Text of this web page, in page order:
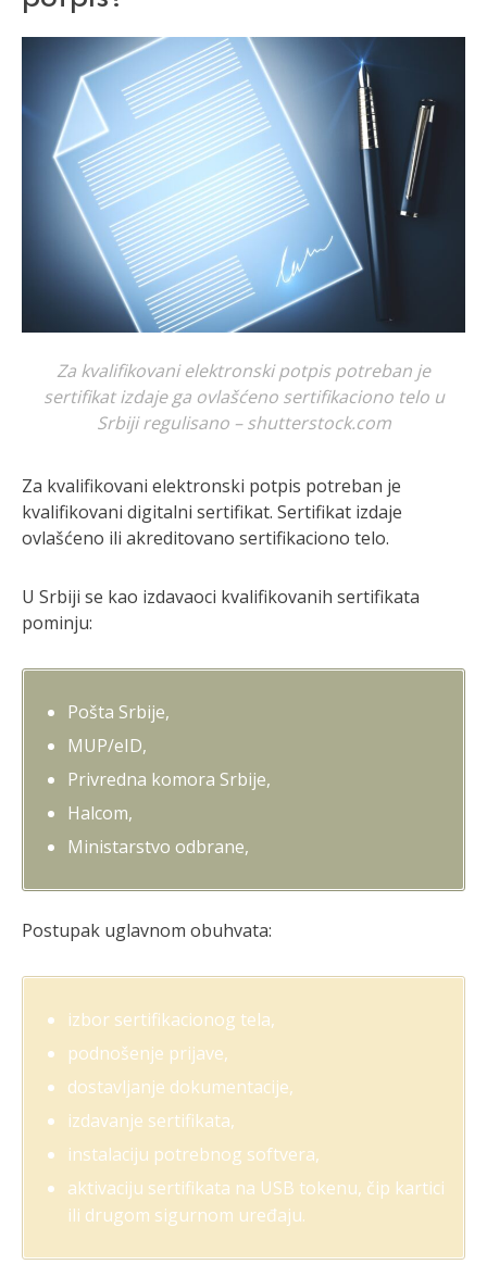
Za kvalifikovani elektronski potpis potreban je
sertifikat izdaje ga ovlašćeno sertifikaciono telo u
Srbiji regulisano – shutterstock.com
Za kvalifikovani elektronski potpis potreban je
kvalifikovani digitalni sertifikat. Sertifikat izdaje
ovlašćeno ili akreditovano sertifikaciono telo.
U Srbiji se kao izdavaoci kvalifikovanih sertifikata
pominju:
Pošta Srbije,
MUP/eID,
Privredna komora Srbije,
Halcom,
Ministarstvo odbrane,
Postupak uglavnom obuhvata:
izbor sertifikacionog tela,
podnošenje prijave,
dostavljanje dokumentacije,
izdavanje sertifikata,
instalaciju potrebnog softvera,
aktivaciju sertifikata na USB tokenu, čip kartici
ili drugom sigurnom uređaju.